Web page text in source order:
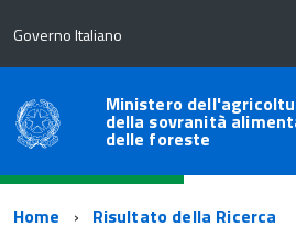
Governo Italiano
Ministero
della sovranità
delle foreste
Percorso
Home Risultato della Ricerca